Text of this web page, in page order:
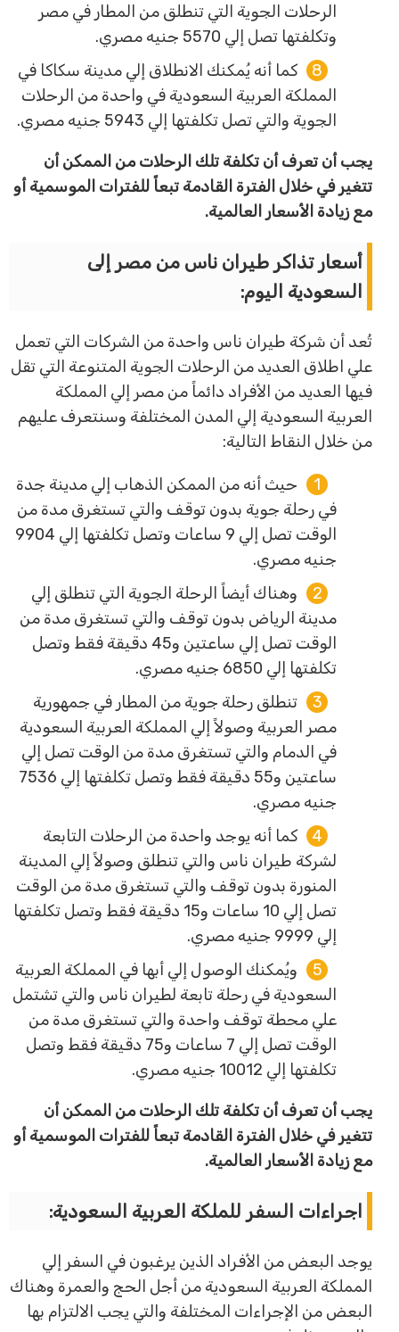
الرحلات الجوية التي تنطلق من المطار في مصر
وتكلفتها تصل إلي 5570 جنيه مصري.
كما أنه يُمكنك الانطلاق إلي مدينة سكاكا في
المملكة العربية السعودية في واحدة من الرحلات
الجوية والتي تصل تكلفتها إلي 5943 جنيه مصري.
يجب أن تعرف أن تكلفة تلك الرحلات من الممكن أن
تتغير في خلال الفترة القادمة تبعاً للفترات الموسمية أو
مع زيادة الأسعار العالمية.
أسعار تذاكر طيران ناس من مصر إلى
السعودية اليوم:
تُعد أن شركة طيران ناس واحدة من الشركات التي تعمل
علي اطلاق العديد من الرحلات الجوية المتنوعة التي تقل
فيها العديد من الأفراد دائماً من مصر إلي المملكة
العربية السعودية إلي المدن المختلفة وسنتعرف عليهم
من خلال النقاط التالية:
حيث أنه من الممكن الذهاب إلي مدينة جدة
في رحلة جوية بدون توقف والتي تستغرق مدة من
الوقت تصل إلي 9 ساعات وتصل تكلفتها إلي 9904
جنيه مصري.
وهناك أيضاً الرحلة الجوية التي تنطلق إلي
مدينة الرياض بدون توقف والتي تستغرق مدة من
الوقت تصل إلي ساعتين و45 دقيقة فقط وتصل
تكلفتها إلي 6850 جنيه مصري.
تنطلق رحلة جوية من المطار في جمهورية
مصر العربية وصولاً إلي المملكة العربية السعودية
في الدمام والتي تستغرق مدة من الوقت تصل إلي
ساعتين و55 دقيقة فقط وتصل تكلفتها إلي 7536
جنيه مصري.
كما أنه يوجد واحدة من الرحلات التابعة
لشركة طيران ناس والتي تنطلق وصولاً إلي المدينة
المنورة بدون توقف والتي تستغرق مدة من الوقت
تصل إلي 10 ساعات و15 دقيقة فقط وتصل تكلفتها
ويُمكنك الوصول إلي أبها في المملكة العربية
السعودية في رحلة تابعة لطيران ناس والتي تشتمل
علي محطة توقف واحدة والتي تستغرق مدة من
الوقت تصل إلي 7 ساعات و75 دقيقة فقط وتصل
تكلفتها إلي 10012 جنيه مصري.
يجب أن تعرف أن تكلفة تلك الرحلات من الممكن أن
تتغير في خلال الفترة القادمة تبعاً للفترات الموسمية أو
مع زيادة الأسعار العالمية.
اجراءات السفر للملكة العربية السعودية:
يوجد البعض من الأفراد الذين يرغبون في السفر إلي
المملكة العربية السعودية من أجل الحج والعمرة وهناك
البعض من الإجراءات المختلفة والتي يجب الالتزام بها